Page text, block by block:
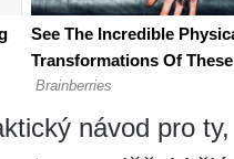
návod pro